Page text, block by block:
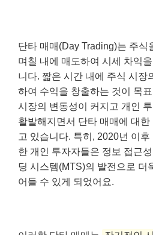
단타 매매(Day Trading)는 주식
며칠 내에 매도하여 시세 차익
니다. 짧은 시간 내에 주식 시장
하여 수익을 창출하는 것이 목
시장의 변동성이 커지고 개인
활발해지면서 단타 매매에 대한
고 있습니다. 특히, 2020년 이
한 개인 투자자들은 정보 접근
딩 시스템(MTS)의 발전으로 더
어들 수 있게 되었어요.